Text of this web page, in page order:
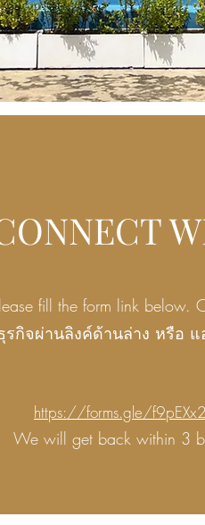
fill the form link
กิจผ่านลิงค์ด้านล่าง หรือ
https://forms.gle/
We will get back within 3